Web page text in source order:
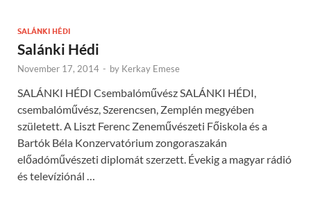
SALÁNKI HÉDI
Salánki Hédi
November 17, 2014 - by Kerkay Emese
SALÁNKI HÉDI Csembalóművész SALÁNKI HÉDI,
csembalóművész, Szerencsen, Zemplén megyében
született. A Liszt Ferenc Zeneművészeti Főiskola és a
Bartók Béla Konzervatórium zongoraszakán
előadóművészeti diplomát szerzett. Évekig a magyar rádió
és televíziónál …